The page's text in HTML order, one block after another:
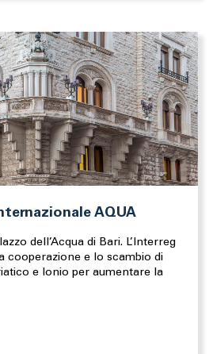
AQUA
dell’Acqua di Bari. L’Interreg
cooperazione e lo scambio di
e Ionio per aumentare la